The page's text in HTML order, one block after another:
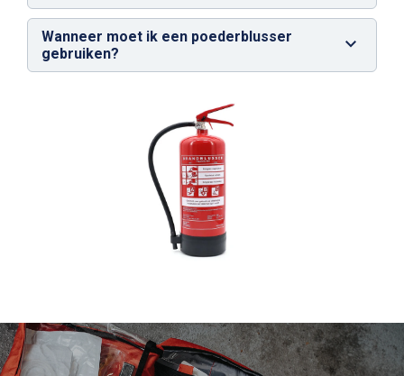
Wanneer moet ik een poederblusser
gebruiken?